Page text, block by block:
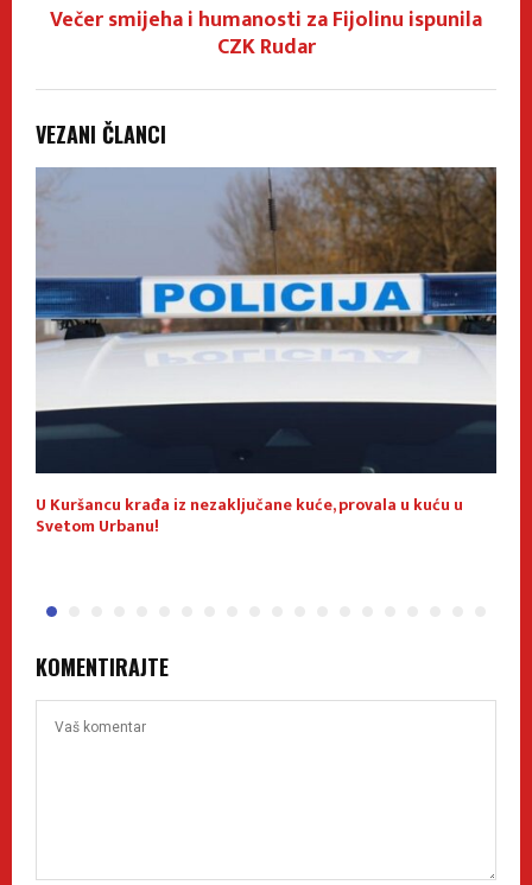
Večer smijeha i humanosti za Fijolinu ispunila
CZK Rudar
VEZANI ČLANCI
U Kuršancu krađa iz nezaključane kuće, provala u kuću u
Svetom Urbanu!
KOMENTIRAJTE